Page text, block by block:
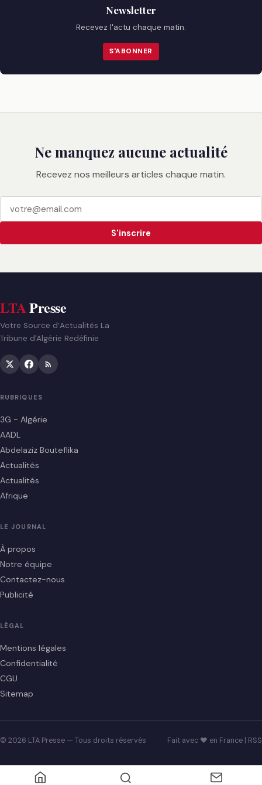
Newsletter
Recevez l'actu chaque matin.
S'ABONNER
Ne manquez aucune actualité
Recevez nos meilleurs articles chaque matin.
S'inscrire
LTAPresse
Votre Source d’Actualités La
Tribune d'Algérie Redéfinie
RUBRIQUES
3G - Algérie
AADL
Abdelaziz Bouteflika
Actualités
Actualités
Afrique
LE JOURNAL
À propos
Notre équipe
Contactez-nous
Publicité
LÉGAL
Mentions légales
Confidentialité
CGU
Sitemap
© 2026 LTA Presse — Tous droits réservés Fait avec ♥ en France | RSS